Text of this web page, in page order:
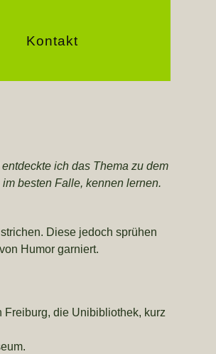
Kontakt
ich das Thema zu dem
besten Falle, kennen lernen.
Diese jedoch sprühen
Humor garniert.
Freiburg, die Unibibliothek, kurz